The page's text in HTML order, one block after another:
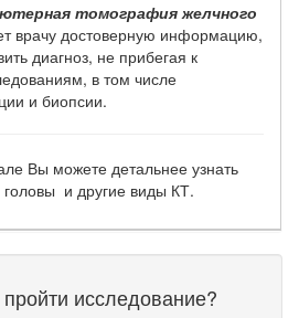
томография желчного
врачу достоверную информацию,
диагноз, не прибегая к
в том числе
и биопсии.
Вы можете детальнее узнать
головы и другие виды КТ.
пройти исследование?